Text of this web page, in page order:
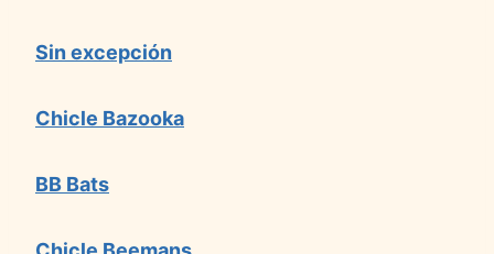
Sin excepción
Chicle Bazooka
BB Bats